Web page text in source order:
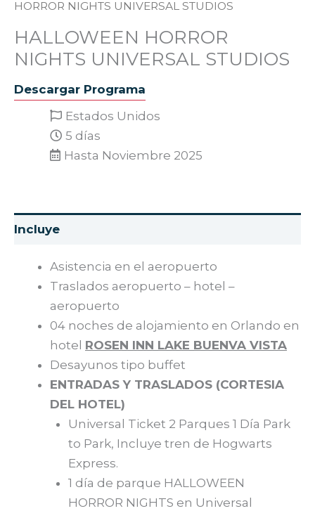
HORROR NIGHTS UNIVERSAL STUDIOS
HALLOWEEN HORROR
NIGHTS UNIVERSAL STUDIOS
Descargar Programa
Estados Unidos
5 días
Hasta Noviembre 2025
Asistencia en el aeropuerto
Traslados aeropuerto – hotel –
aeropuerto
04 noches de alojamiento en Orlando en
hotel ROSEN INN LAKE BUENVA VISTA
Desayunos tipo buffet
ENTRADAS Y TRASLADOS (CORTESIA
DEL HOTEL)
Universal Ticket 2 Parques 1 Día Park
to Park, Incluye tren de Hogwarts
Express.
1 día de parque HALLOWEEN
HORROR NIGHTS en Universal